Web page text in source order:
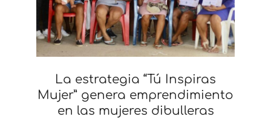
La estrategia “Tú Inspiras
Mujer” genera emprendimiento
en las mujeres dibulleras